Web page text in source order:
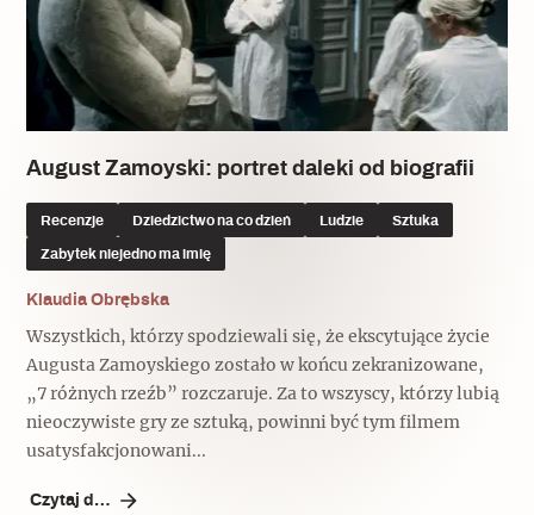
August Zamoyski: portret daleki od biografii
Recenzje Dziedzictwo na co dzień Ludzie Sztuka
Zabytek niejedno ma imię
Klaudia Obrębska
Wszystkich, którzy spodziewali się, że ekscytujące życie
Augusta Zamoyskiego zostało w końcu zekranizowane,
„7 różnych rzeźb” rozczaruje. Za to wszyscy, którzy lubią
nieoczywiste gry ze sztuką, powinni być tym filmem
usatysfakcjonowani...
Czytaj dalej